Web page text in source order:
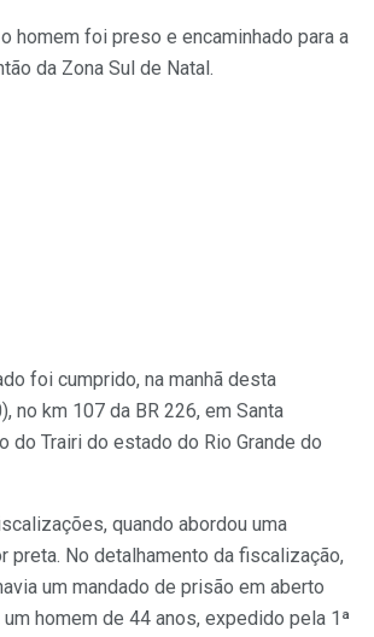
homem foi preso e encaminhado para a
da Zona Sul de Natal.
foi cumprido, na manhã desta
no km 107 da BR 226, em Santa
do Trairi do estado do Rio Grande do
quando abordou uma
preta. No detalhamento da fiscalização,
um mandado de prisão em aberto
homem de 44 anos, expedido pela 1ª